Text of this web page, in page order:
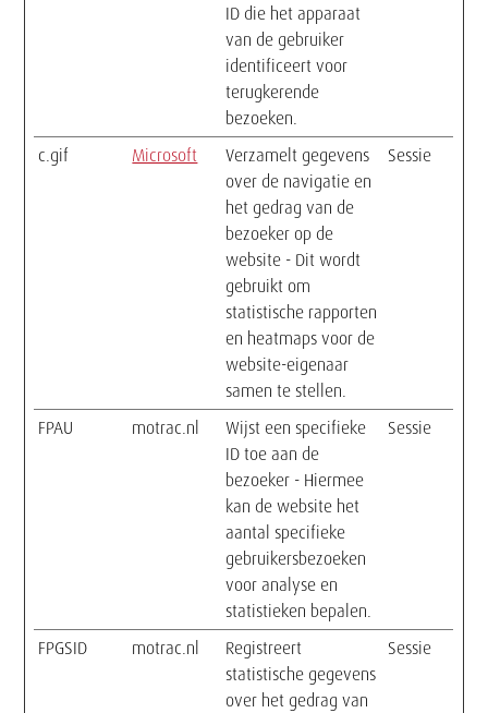
ID die het apparaat
van de gebruiker
identificeert voor
terugkerende
bezoeken.
c.gif Microsoft
Verzamelt gegevens
over de navigatie en
het gedrag van de
bezoeker op de
website - Dit wordt
gebruikt om
statistische rapporten
en heatmaps voor de
website-eigenaar
samen te stellen.
Sessie
FPAU motrac.nl
Wijst een specifieke
ID toe aan de
bezoeker - Hiermee
kan de website het
aantal specifieke
gebruikersbezoeken
voor analyse en
statistieken bepalen.
Sessie
FPGSID motrac.nl
Registreert
statistische gegevens
over het gedrag van
Sessie